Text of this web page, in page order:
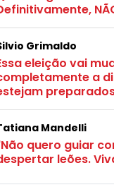
Grimaldo
eleição vai
a
Mandelli
quero guiar
leões.